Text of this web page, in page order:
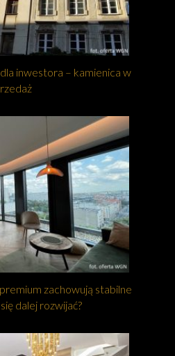
inwestora – kamienica w
zachowują stabilne
dalej rozwijać?